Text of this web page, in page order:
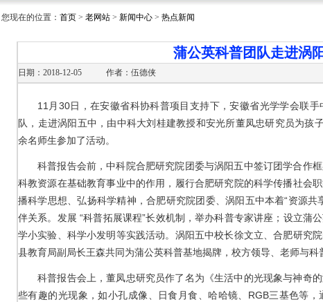
您现在的位置： 首页 > 老网站 > 新闻中心 > 热点新闻
蒲公英科普团队走进涡
日期：2018-12-05 作者：伍德侠
11月30日，在安徽省科协科普项目支持下，安徽省光学学会联
队，走进涡阳五中，由中科大刘桂建教授和安光所董凤忠研究员为孩
余名师生参加了活动。
科普报告会前，中科院合肥研究院团委与涡阳五中签订团学合作
科教资源在基础教育事业中的作用，履行合肥研究院的科学传播社会
播科学思想、弘扬科学精神，合肥研究院团委、涡阳五中本着“资源
伴关系。发展 “科普拓展课程”长效机制，举办科普专家讲座；设立蒲
学小实验、科学小发明等实践活动。涡阳五中校长徐文立、合肥研究
县教育局副局长王森共同为蒲公英科普基地揭牌，校方领导、老师与科
科普报告会上，董凤忠研究员作了名为《生活中的光现象与神奇
些有趣的光现象，如小孔成像、日食月食、哈哈镜、RGB三基色等